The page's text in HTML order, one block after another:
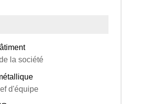
la société
d'équipe